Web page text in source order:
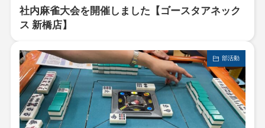
社内麻雀大会を開催しました【ゴースタアネック
ス 新橋店】
部活動